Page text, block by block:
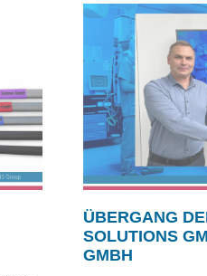
ÜBERGANG
SOLUTIONS
GMBH